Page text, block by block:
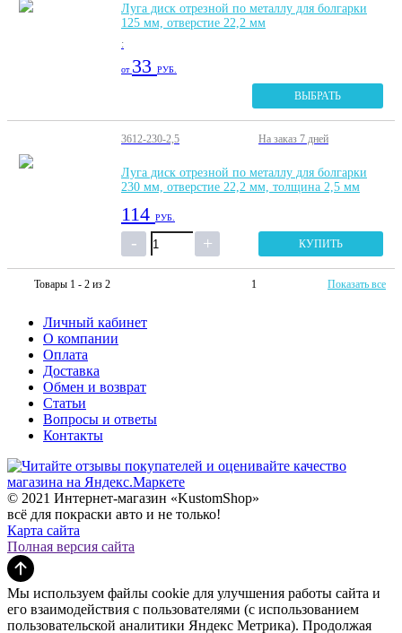
Луга диск отрезной по металлу для болгарки
125 мм, отверстие 22,2 мм
:
от 33 РУБ.
ВЫБРАТЬ
3612-230-2,5 На заказ 7 дней
Луга диск отрезной по металлу для болгарки
230 мм, отверстие 22,2 мм, толщина 2,5 мм
114 РУБ.
КУПИТЬ
Товары 1 - 2 из 2 1 Показать все
Личный кабинет
О компании
Оплата
Доставка
Обмен и возврат
Статьи
Вопросы и ответы
Контакты
© 2021 Интернет-магазин «KustomShop»
всё для покраски авто и не только!
Карта сайта
Полная версия сайта
Мы используем файлы cookie для улучшения работы сайта и
его взаимодействия с пользователями (с использованием
пользовательской аналитики Яндекс Метрика). Продолжая